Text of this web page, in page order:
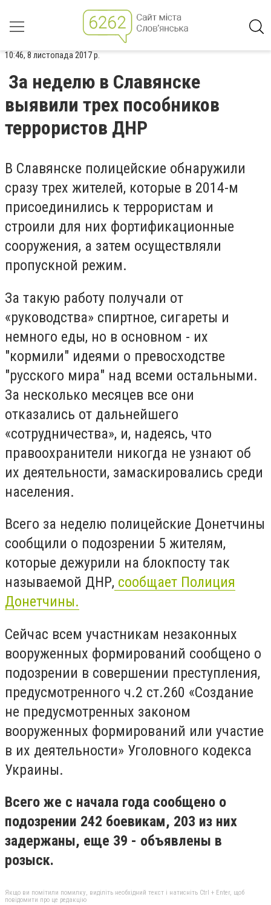
10:46, 8 листопада 2017 р.
За неделю в Славянске
выявили трех пособников
террористов ДНР
В Славянске полицейские обнаружили
сразу трех жителей, которые в 2014-м
присоединились к террористам и
строили для них фортификационные
сооружения, а затем осуществляли
пропускной режим.
За такую ​​работу получали от
«руководства» спиртное, сигареты и
немного еды, но в основном - их
"кормили" идеями о превосходстве
"русского мира" над всеми остальными.
За несколько месяцев все они
отказались от дальнейшего
«сотрудничества», и, надеясь, что
правоохранители никогда не узнают об
их деятельности, замаскировались среди
населения.
Всего за неделю полицейские Донетчины
сообщили о подозрении 5 жителям,
которые дежурили на блокпосту так
называемой ДНР, сообщает Полиция
Донетчины.
Сейчас всем участникам незаконных
вооруженных формирований сообщено о
подозрении в совершении преступления,
предусмотренного ч.2 ст.260 «Создание
не предусмотренных законом
вооруженных формирований или участие
в их деятельности» Уголовного кодекса
Украины.
Всего же с начала года сообщено о
подозрении 242 боевикам, 203 из них
задержаны, еще 39 - объявлены в
розыск.
Якщо ви помітили помилку, виділіть необхідний текст і натисніть Ctrl + Enter, щоб
повідомити про це редакцію